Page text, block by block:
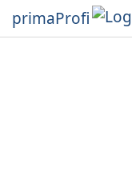
primaProfi